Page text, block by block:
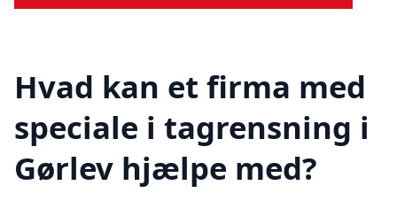
Hvad kan et firma med
speciale i tagrensning i
Gørlev hjælpe med?